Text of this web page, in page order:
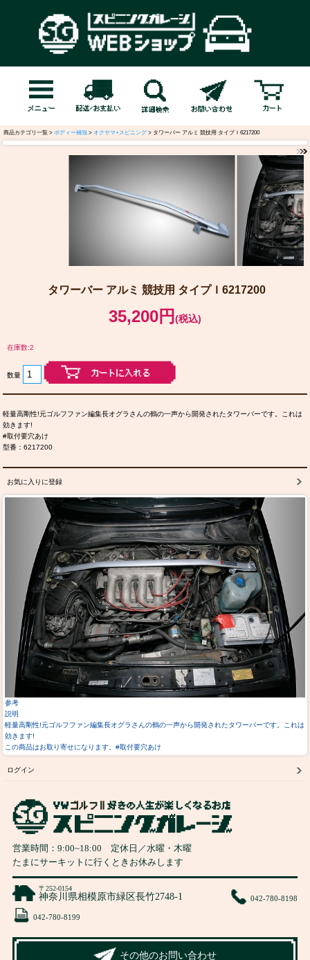
商品カテゴリ一覧 > ボディー補強 > オクヤマ+スピニング > タワーバー アルミ 競技用 タイプＩ6217200
タワーバー アルミ 競技用 タイプＩ6217200
35,200円 (税込)
在庫数:2
数量
軽量高剛性!元ゴルフファン編集長オグラさんの鶴の一声から開発されたタワーバーです。これは
効きます!
#取付要穴あけ
型番：6217200
お気に入りに登録
参考
説明
軽量高剛性!元ゴルフファン編集長オグラさんの鶴の一声から開発されたタワーバーです。これは
効きます!
この商品はお取り寄せになります。#取付要穴あけ
ログイン
営業時間： 9:00~18:00 定休日／水曜・木曜
たまにサーキットに行くときお休みします
〒252-0154
神奈川県相模原市緑区長竹2748-1 042-780-8198
042-780-8199
その他のお問い合わせ